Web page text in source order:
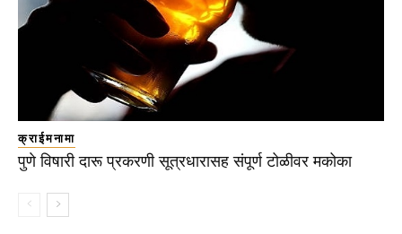
क्राईमनामा
पुणे विषारी दारू प्रकरणी सूत्रधारासह संपूर्ण टोळीवर मकोका